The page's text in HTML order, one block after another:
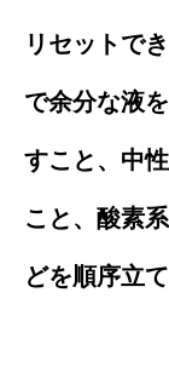
リセットで
で余分な液
すこと、中
こと、酸素
どを順序立